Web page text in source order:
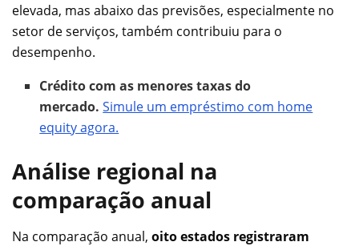
elevada, mas abaixo das previsões, especialmente no
setor de serviços, também contribuiu para o
desempenho.
Crédito com as menores taxas do
mercado. Simule um empréstimo com home
equity agora.
Análise regional na
comparação anual
Na comparação anual, oito estados registraram